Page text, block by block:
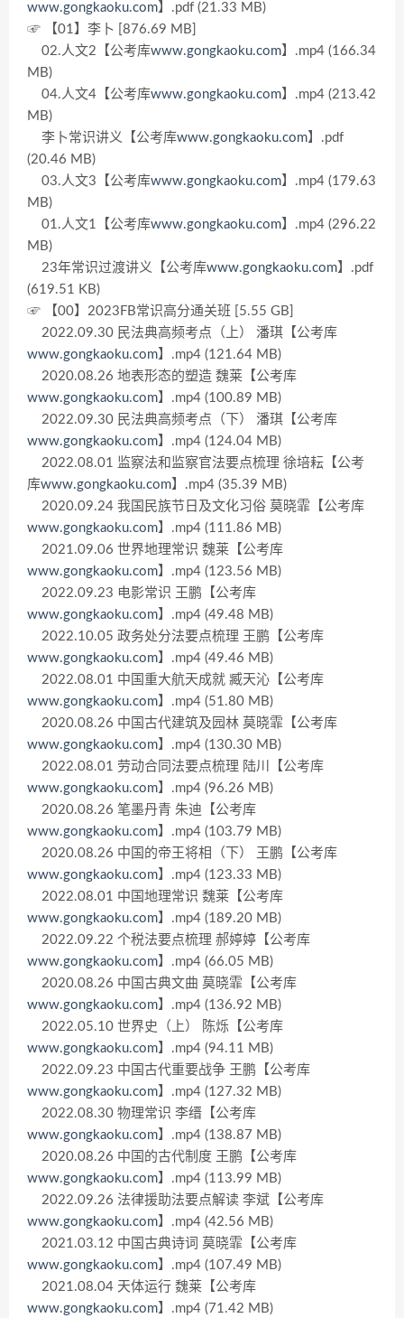
www.gongkaoku.com】.pdf (21.33 MB)
☞ 【01】李卜 [876.69 MB]
02.人文2【公考库www.gongkaoku.com】.mp4 (166.34
MB)
04.人文4【公考库www.gongkaoku.com】.mp4 (213.42
MB)
李卜常识讲义【公考库www.gongkaoku.com】.pdf
(20.46 MB)
03.人文3【公考库www.gongkaoku.com】.mp4 (179.63
MB)
01.人文1【公考库www.gongkaoku.com】.mp4 (296.22
MB)
23年常识过渡讲义【公考库www.gongkaoku.com】.pdf
(619.51 KB)
☞ 【00】2023FB常识高分通关班 [5.55 GB]
2022.09.30 民法典高频考点（上） 潘琪【公考库
www.gongkaoku.com】.mp4 (121.64 MB)
2020.08.26 地表形态的塑造 魏莱【公考库
www.gongkaoku.com】.mp4 (100.89 MB)
2022.09.30 民法典高频考点（下） 潘琪【公考库
www.gongkaoku.com】.mp4 (124.04 MB)
2022.08.01 监察法和监察官法要点梳理 徐培耘【公考
库www.gongkaoku.com】.mp4 (35.39 MB)
2020.09.24 我国民族节日及文化习俗 莫晓霏【公考库
www.gongkaoku.com】.mp4 (111.86 MB)
2021.09.06 世界地理常识 魏莱【公考库
www.gongkaoku.com】.mp4 (123.56 MB)
2022.09.23 电影常识 王鹏【公考库
www.gongkaoku.com】.mp4 (49.48 MB)
2022.10.05 政务处分法要点梳理 王鹏【公考库
www.gongkaoku.com】.mp4 (49.46 MB)
2022.08.01 中国重大航天成就 臧天沁【公考库
www.gongkaoku.com】.mp4 (51.80 MB)
2020.08.26 中国古代建筑及园林 莫晓霏【公考库
www.gongkaoku.com】.mp4 (130.30 MB)
2022.08.01 劳动合同法要点梳理 陆川【公考库
www.gongkaoku.com】.mp4 (96.26 MB)
2020.08.26 笔墨丹青 朱迪【公考库
www.gongkaoku.com】.mp4 (103.79 MB)
2020.08.26 中国的帝王将相（下） 王鹏【公考库
www.gongkaoku.com】.mp4 (123.33 MB)
2022.08.01 中国地理常识 魏莱【公考库
www.gongkaoku.com】.mp4 (189.20 MB)
2022.09.22 个税法要点梳理 郝婷婷【公考库
www.gongkaoku.com】.mp4 (66.05 MB)
2020.08.26 中国古典文曲 莫晓霏【公考库
www.gongkaoku.com】.mp4 (136.92 MB)
2022.05.10 世界史（上） 陈烁【公考库
www.gongkaoku.com】.mp4 (94.11 MB)
2022.09.23 中国古代重要战争 王鹏【公考库
www.gongkaoku.com】.mp4 (127.32 MB)
2022.08.30 物理常识 李缙【公考库
www.gongkaoku.com】.mp4 (138.87 MB)
2020.08.26 中国的古代制度 王鹏【公考库
www.gongkaoku.com】.mp4 (113.99 MB)
2022.09.26 法律援助法要点解读 李斌【公考库
www.gongkaoku.com】.mp4 (42.56 MB)
2021.03.12 中国古典诗词 莫晓霏【公考库
www.gongkaoku.com】.mp4 (107.49 MB)
2021.08.04 天体运行 魏莱【公考库
www.gongkaoku.com】.mp4 (71.42 MB)